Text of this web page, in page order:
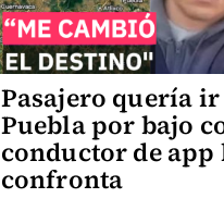
Pasajero quería ir
Puebla por bajo
conductor de app
confronta